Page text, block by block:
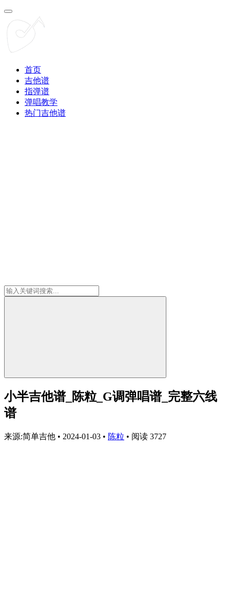
首页
吉他谱
指弹谱
弹唱教学
热门吉他谱
小半吉他谱_陈粒_G调弹唱谱_完整六线
谱
来源:简单吉他 • 2024-01-03 • 陈粒 • 阅读 3727